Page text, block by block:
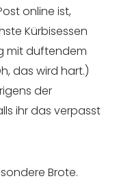
online ist,
Kürbisessen
mit duftendem
das wird hart.)
der
ihr das verpasst
Brote.